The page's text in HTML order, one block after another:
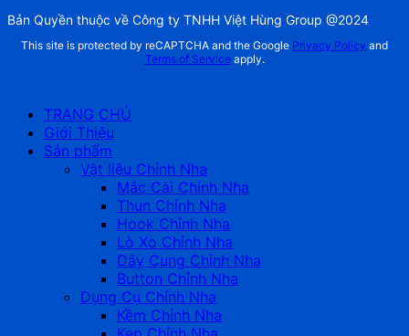
Bản Quyền thuộc về Công ty TNHH Việt Hùng Group @2024
This site is protected by reCAPTCHA and the Google Privacy Policy and
Terms of Serviceapply.
TRANG CHỦ
Giới Thiệu
Sản phẩm
Vật liệu Chỉnh Nha
Mắc Cài Chỉnh Nha
Thun Chỉnh Nha
Hook Chỉnh Nha
Lò Xo Chỉnh Nha
Dây Cung Chỉnh Nha
Button Chỉnh Nha
Dụng Cụ Chỉnh Nha
Kềm Chỉnh Nha